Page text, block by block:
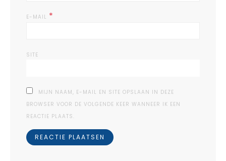
E-MAIL *
SITE
MIJN NAAM, E-MAIL EN SITE OPSLAAN IN DEZE
BROWSER VOOR DE VOLGENDE KEER WANNEER IK EEN
REACTIE PLAATS.